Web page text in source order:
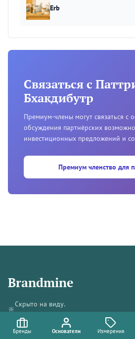
Erb
Связаться с
Бхакдибутр
Премиум-члены могут связаться с
обсуждения партнёрских
инвестиционных предложений и
Премиум членство для
Brandmine
🔆
Скрыто на виду.
Ненадолго.
Джорджтаун, Пенанг, Малайзия
Бренды Основатели Измерения